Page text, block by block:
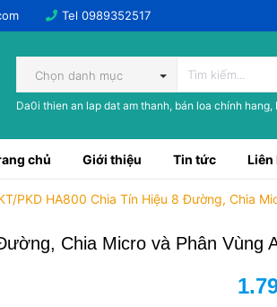
Tel 0989352517
Chọn danh mục
Da0i thien an lap dat am thanh, bán loa chính
chủ Giới thiệu Tin tức Liên
PKD HA800 Chia Tín Hiệu 8 Đường, Chia
Chia Micro và Phân Vùng